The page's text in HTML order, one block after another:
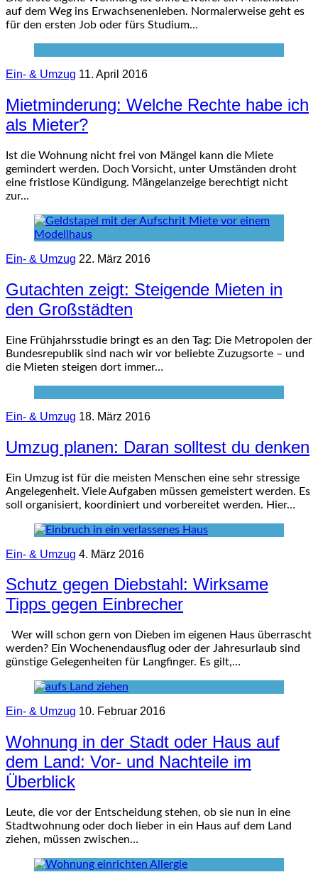
auf dem Weg ins Erwachsenenleben. Normalerweise geht es
für den ersten Job oder fürs Studium…
Ein- & Umzug 11. April 2016
Mietminderung: Welche Rechte habe ich
als Mieter?
Ist die Wohnung nicht frei von Mängel kann die Miete
gemindert werden. Doch Vorsicht, unter Umständen droht
eine fristlose Kündigung. Mängelanzeige berechtigt nicht
zur…
Ein- & Umzug 22. März 2016
Gutachten zeigt: Steigende Mieten in
den Großstädten
Eine Frühjahrsstudie bringt es an den Tag: Die Metropolen der
Bundesrepublik sind nach wir vor beliebte Zuzugsorte – und
die Mieten steigen dort immer…
Ein- & Umzug 18. März 2016
Umzug planen: Daran solltest du denken
Ein Umzug ist für die meisten Menschen eine sehr stressige
Angelegenheit. Viele Aufgaben müssen gemeistert werden. Es
soll organisiert, koordiniert und vorbereitet werden. Hier…
Ein- & Umzug 4. März 2016
Schutz gegen Diebstahl: Wirksame
Tipps gegen Einbrecher
Wer will schon gern von Dieben im eigenen Haus überrascht
werden? Ein Wochenendausflug oder der Jahresurlaub sind
günstige Gelegenheiten für Langfinger. Es gilt,…
Ein- & Umzug 10. Februar 2016
Wohnung in der Stadt oder Haus auf
dem Land: Vor- und Nachteile im
Überblick
Leute, die vor der Entscheidung stehen, ob sie nun in eine
Stadtwohnung oder doch lieber in ein Haus auf dem Land
ziehen, müssen zwischen…